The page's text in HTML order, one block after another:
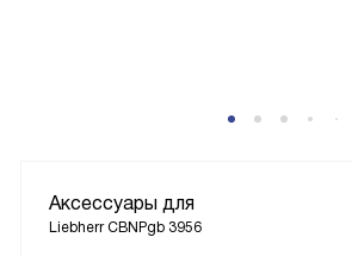
Аксессуары для
Liebherr CBNPgb 3956